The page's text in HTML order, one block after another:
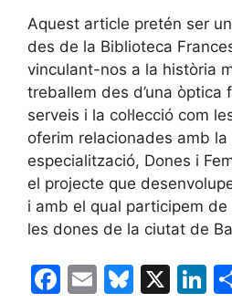
Aquest article pretén ser
des de la Biblioteca
vinculant-nos a la història
treballem des d’una òptica
serveis i la col·lecció com
oferim relacionades amb la
especialització, Dones i
el projecte que
i amb el qual participem de
les dones de la ciutat de
F
E
Bl X
Li